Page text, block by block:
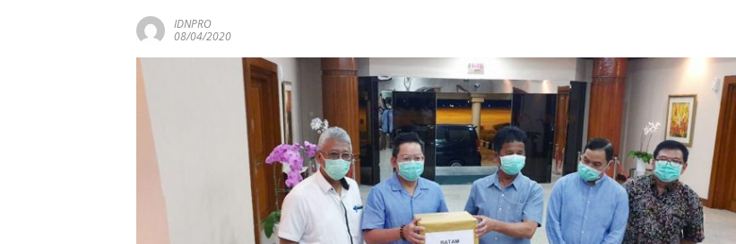
IDNPRO
08/04/2020